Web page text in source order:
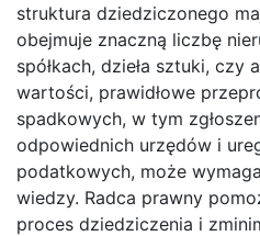
struktura dziedziczonego
obejmuje znaczną liczbę
spółkach, dzieła sztuki, czy
wartości, prawidłowe
spadkowych, w tym
odpowiednich urzędów i
podatkowych, może
wiedzy. Radca prawny
proces dziedziczenia i